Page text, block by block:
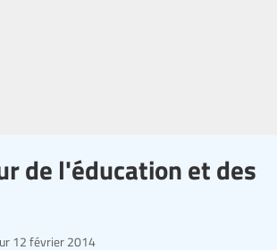
de l'éducation et des
12 février 2014